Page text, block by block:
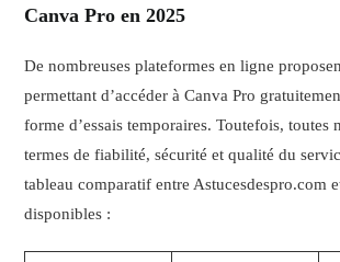
Canva Pro en 2025
De nombreuses plateformes en ligne
permettant d’accéder à Canva Pro
forme d’essais temporaires. Toutefois, toutes
termes de fiabilité, sécurité et qualité du
tableau comparatif entre Astucesdespro.com
disponibles :